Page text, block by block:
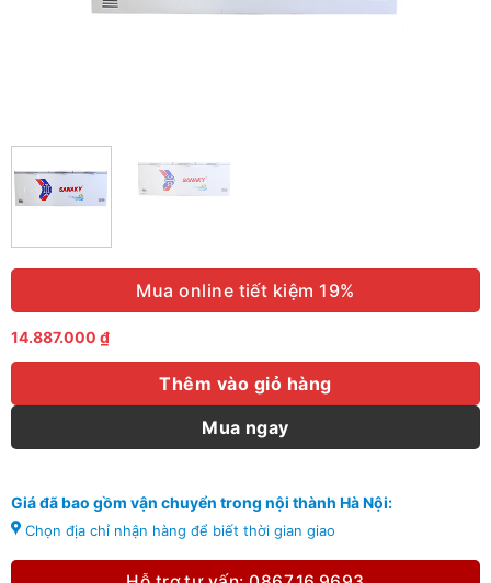
Mua online tiết kiệm 19%
14.887.000 ₫
Thêm vào giỏ hàng
Mua ngay
Giá đã bao gồm vận chuyển trong nội thành Hà Nội:
Chọn địa chỉ nhận hàng để biết thời gian giao